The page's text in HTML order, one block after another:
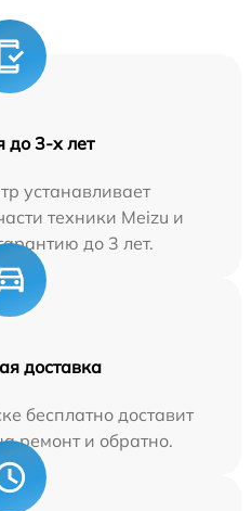
до 3-х лет
устанавливает
техники Meizu и
до 3 лет.
доставка
бесплатно доставит
ремонт и обратно.